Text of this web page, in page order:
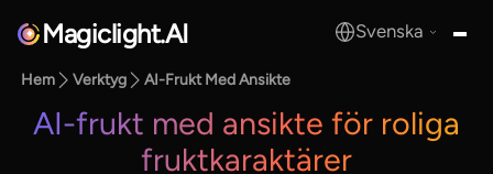
Magiclight.AI Svenska
Hem Verktyg AI-Frukt Med Ansikte
AI-frukt med ansikte för roliga
fruktkaraktärer